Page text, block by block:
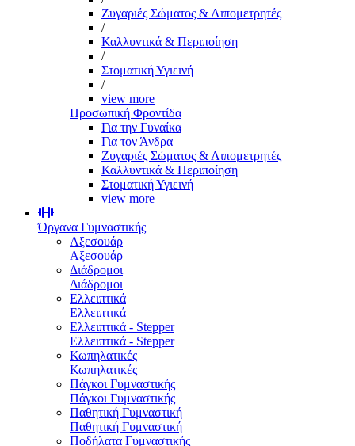
Ζυγαριές Σώματος & Λιπομετρητές
/
Καλλυντικά & Περιποίηση
/
Στοματική Υγιεινή
/
view more
Προσωπική Φροντίδα
Για την Γυναίκα
Για τον Άνδρα
Ζυγαριές Σώματος & Λιπομετρητές
Καλλυντικά & Περιποίηση
Στοματική Υγιεινή
view more
Όργανα Γυμναστικής
Αξεσουάρ
Αξεσουάρ
Διάδρομοι
Διάδρομοι
Ελλειπτικά
Ελλειπτικά
Ελλειπτικά - Stepper
Ελλειπτικά - Stepper
Κωπηλατικές
Κωπηλατικές
Πάγκοι Γυμναστικής
Πάγκοι Γυμναστικής
Παθητική Γυμναστική
Παθητική Γυμναστική
Ποδήλατα Γυμναστικής